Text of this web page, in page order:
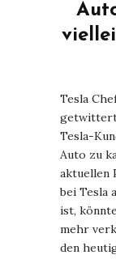
Tesla
getwittert
Tesla-
Auto zu
aktuellen
bei Tesla
ist,
mehr
den